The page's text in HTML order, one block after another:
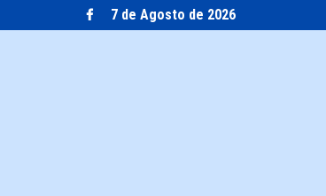
7 de Agosto de 2026